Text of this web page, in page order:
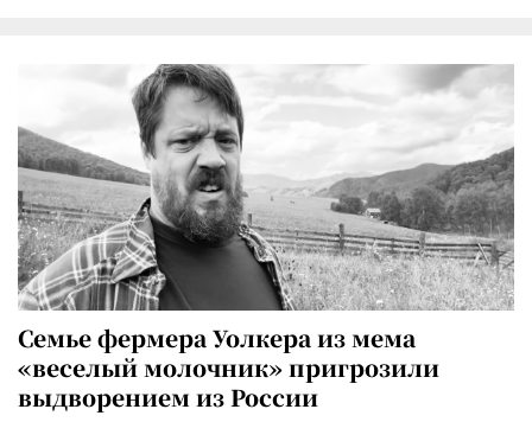
Семье фермера Уолкера из мема
«веселый молочник» пригрозили
выдворением из России